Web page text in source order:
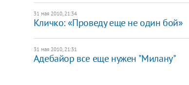
31 мая 2010, 21:34
Кличко: «Проведу еще не один бой»
31 мая 2010, 21:31
Адебайор все еще нужен "Милану"